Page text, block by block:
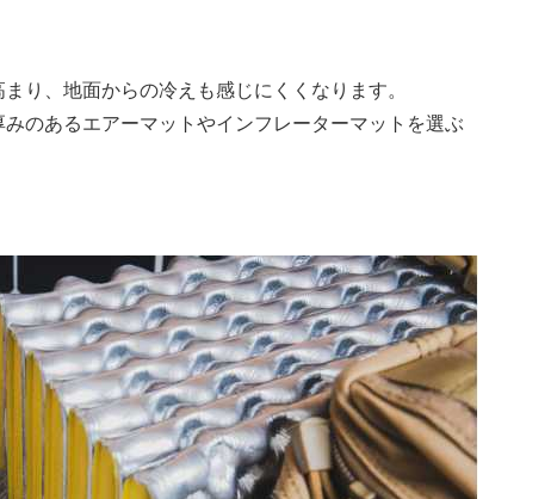
り、地面からの冷えも感じにくくなります。
のあるエアーマットやインフレーターマットを選ぶ